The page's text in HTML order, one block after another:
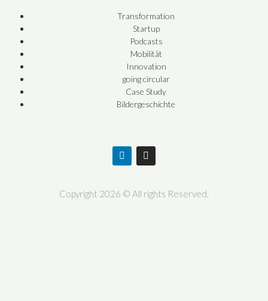
Transformation
Startup
Podcasts
Mobilität
Innovation
going circular
Case Study
Bildergeschichte
Copyright 2026 © All rights Reserved.